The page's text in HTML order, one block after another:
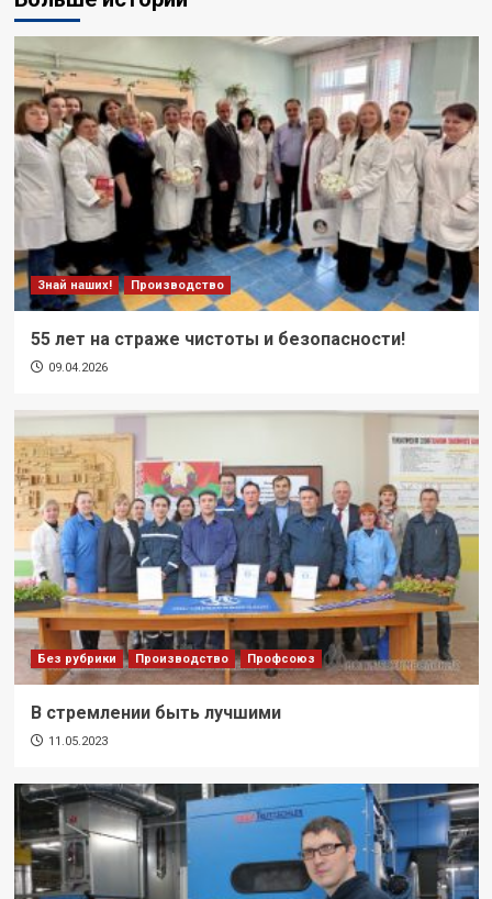
Знай наших! Производство
55 лет на страже чистоты и безопасности!
09.04.2026
Без рубрики Производство Профсоюз
В стремлении быть лучшими
11.05.2023